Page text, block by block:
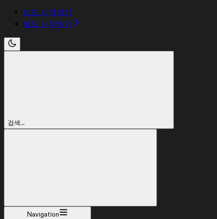
빌드 시작하기
빌드 시작하기
검색...
Navigation